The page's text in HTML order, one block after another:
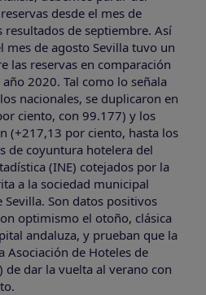
desde el mes de
de septiembre. Así
mes de agosto Sevilla tuvo un
las reservas en comparación
2020. Tal como lo señala
nacionales, se duplicaron en
ciento, con 99.177) y los
(+217,13 por ciento, hasta los
de coyuntura hotelera del
(INE) cotejados por la
a la sociedad municipal
Sevilla. Son datos positivos
optimismo el otoño, clásica
andaluza, y prueban que la
Asociación de Hoteles de
de dar la vuelta al verano con